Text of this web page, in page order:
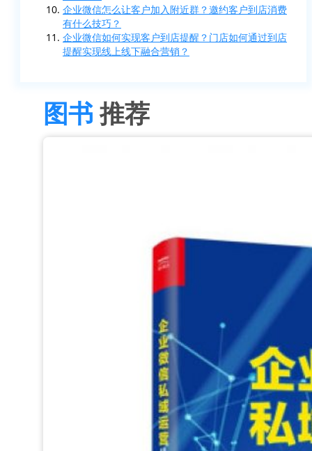
企业微信怎么让客户加入附近群？邀约客户到店消费
有什么技巧？
企业微信如何实现客户到店提醒？门店如何通过到店
提醒实现线上线下融合营销？
图书推荐